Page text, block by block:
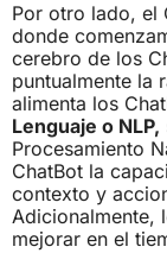
Por otro lado, el
donde
cerebro de los
puntualmente la
alimenta los
Lenguaje o NLP,
Procesamiento
ChatBot la
contexto y
Adicionalmente,
mejorar en el